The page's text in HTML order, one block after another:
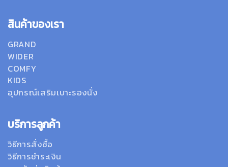
สินค้าของเรา
GRAND
WIDER
COMFY
KIDS
อุปกรณ์เสริมเบาะรองนั่ง
บริการลูกค้า
วิธีการสั่งซื้อ
วิธีการชำระเงิน